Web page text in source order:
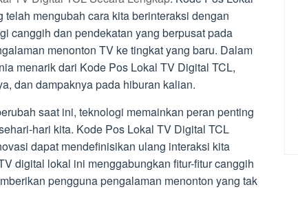
mengubah cara kita berinteraksi dengan
canggih dan pendekatan yang berpusat pada
menonton TV ke tingkat yang baru. Dalam
menarik dari Kode Pos Lokal TV Digital TCL,
dan dampaknya pada hiburan kalian.
saat ini, teknologi memainkan peran penting
hari kita. Kode Pos Lokal TV Digital TCL
dapat mendefinisikan ulang interaksi kita
digital lokal ini menggabungkan fitur-fitur canggih
pengguna pengalaman menonton yang tak